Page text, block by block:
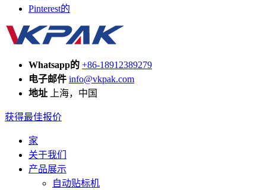
Pinterest的
Whatsapp的 +86-18912389279
电子邮件 info@vkpak.com
地址 上海，中国
获得最佳报价
家
关于我们
产品展示
自动贴标机